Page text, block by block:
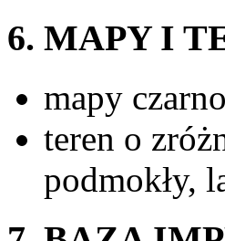
6. MAPY I
mapy
teren o
podmokły,